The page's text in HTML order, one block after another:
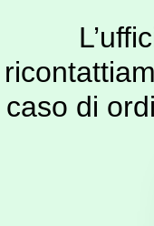
caso di